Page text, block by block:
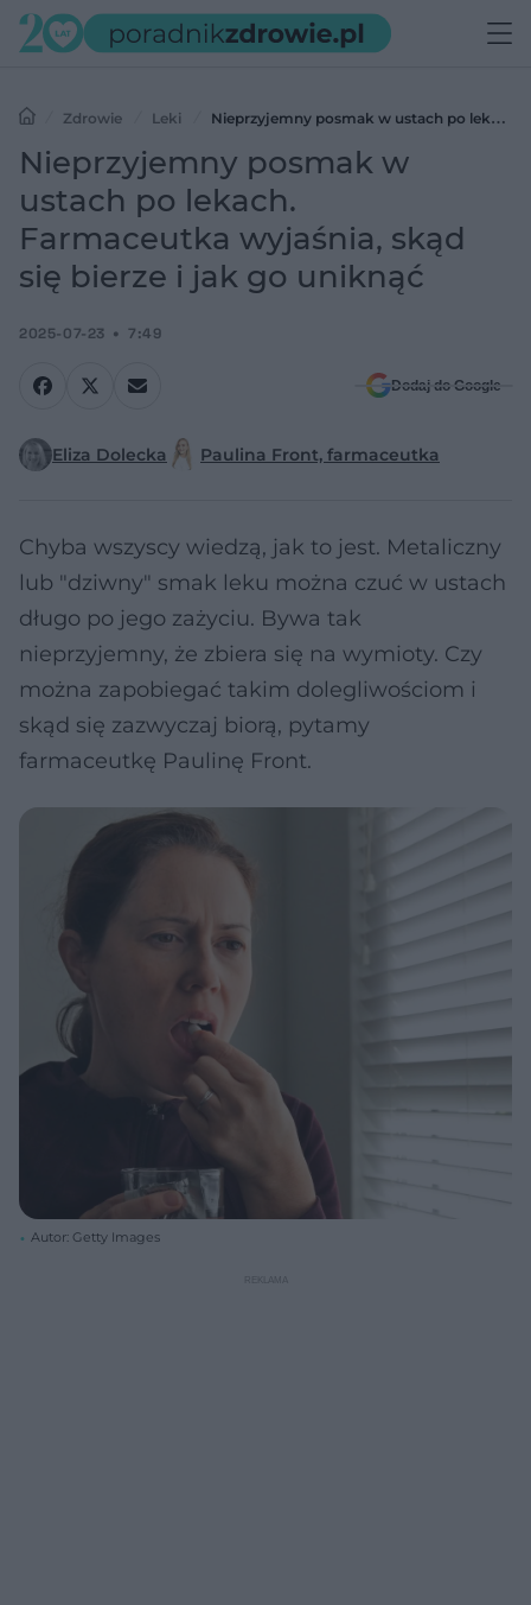
Zdrowie Leki
Nieprzyjemny posmak w ustach po lekach.
Farmaceutka wyjaśnia, skąd się bierze i jak go uniknąć
Nieprzyjemny posmak w
ustach po lekach.
Farmaceutka wyjaśnia, skąd
się bierze i jak go uniknąć
2025-07-23 7:49
Dodaj do Google
Eliza Dolecka Paulina Front, farmaceutka
Chyba wszyscy wiedzą, jak to jest. Metaliczny
lub "dziwny" smak leku można czuć w ustach
długo po jego zażyciu. Bywa tak
nieprzyjemny, że zbiera się na wymioty. Czy
można zapobiegać takim dolegliwościom i
skąd się zazwyczaj biorą, pytamy
farmaceutkę Paulinę Front.
Autor: Getty Images